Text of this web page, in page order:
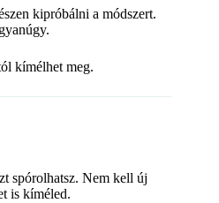
kipróbálni a módszert.
kímélhet meg.
spórolhatsz. Nem kell új
is kíméled.